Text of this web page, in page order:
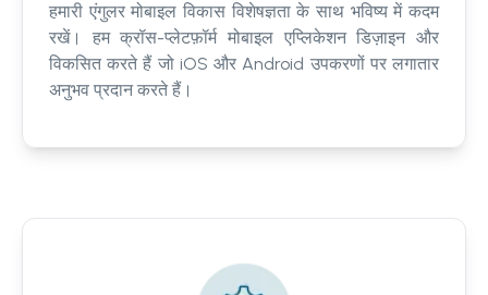
हमारी एंगुलर मोबाइल विकास विशेषज्ञता के साथ भविष्य में कदम
रखें। हम क्रॉस-प्लेटफ़ॉर्म मोबाइल एप्लिकेशन डिज़ाइन और
विकसित करते हैं जो iOS और Android उपकरणों पर लगातार
अनुभव प्रदान करते हैं।